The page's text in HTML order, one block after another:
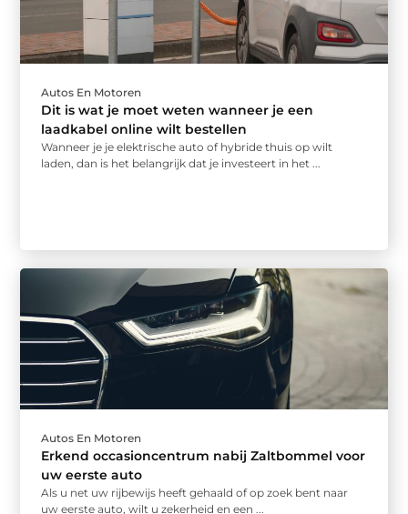
Autos En Motoren
Dit is wat je moet weten wanneer je een
laadkabel online wilt bestellen
Wanneer je je elektrische auto of hybride thuis op wilt
laden, dan is het belangrijk dat je investeert in het ...
Autos En Motoren
Erkend occasioncentrum nabij Zaltbommel voor
uw eerste auto
Als u net uw rijbewijs heeft gehaald of op zoek bent naar
uw eerste auto, wilt u zekerheid en een ...